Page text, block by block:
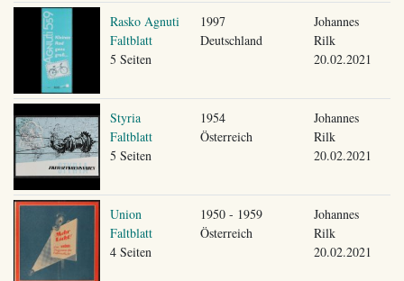
Rasko Agnuti
Faltblatt
5 Seiten
1997
Deutschland
Johannes
Rilk
20.02.2021
Styria
Faltblatt
5 Seiten
1954
Österreich
Johannes
Rilk
20.02.2021
Union
Faltblatt
4 Seiten
1950 - 1959
Österreich
Johannes
Rilk
20.02.2021